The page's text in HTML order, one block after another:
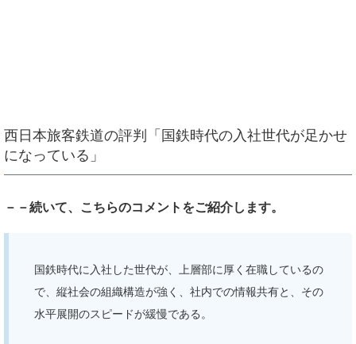
西日本旅客鉄道の評判「国鉄時代の入社世代が足かせ
になっている」
－－続いて、こちらのコメントをご紹介します。
国鉄時代に入社した世代が、上層部に厚く在職しているの
で、縦社会の組織構造が強く、社内での情報共有と、その
水平展開のスピードが緩慢である。